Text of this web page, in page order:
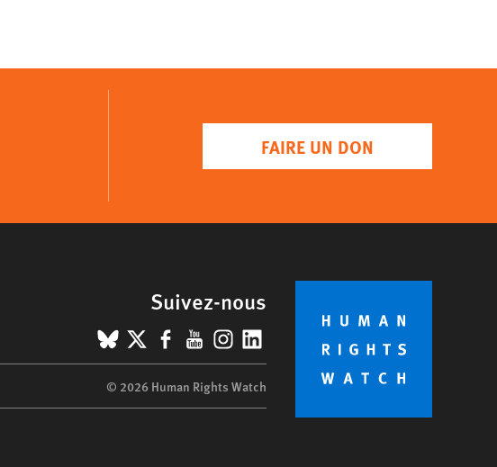
FAIRE UN DON
Suivez-nous
BlueSky
X Facebook
YouTube
Instagram
LinkedIn
© 2026 Human Rights Watch